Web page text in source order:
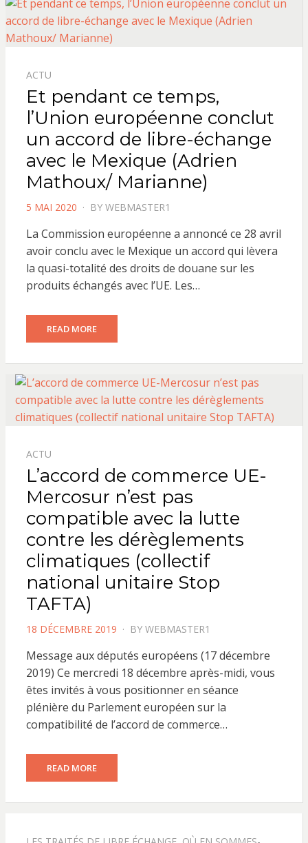
ACTU
Et pendant ce temps,
l’Union européenne conclut
un accord de libre-échange
avec le Mexique (Adrien
Mathoux/ Marianne)
POSTED
5 MAI 2020 BY WEBMASTER1
La Commission européenne a annoncé ce 28 avril
avoir conclu avec le Mexique un accord qui lèvera
la quasi-totalité des droits de douane sur les
produits échangés avec l’UE. Les…
READ MORE
ACTU
L’accord de commerce UE-
Mercosur n’est pas
compatible avec la lutte
contre les dérèglements
climatiques (collectif
national unitaire Stop
TAFTA)
POSTED
18 DÉCEMBRE 2019 BY WEBMASTER1
Message aux députés européens (17 décembre
2019) Ce mercredi 18 décembre après-midi, vous
êtes invités à vous positionner en séance
plénière du Parlement européen sur la
compatibilité de l’accord de commerce…
READ MORE